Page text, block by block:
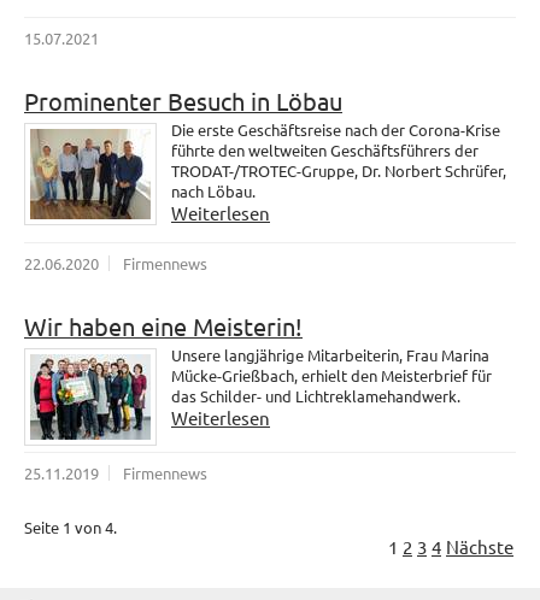
15.07.2021
Prominenter Besuch in Löbau
Die erste Geschäftsreise nach der Corona-Krise
führte den weltweiten Geschäftsführers der
TRODAT-/TROTEC-Gruppe, Dr. Norbert Schrüfer,
nach Löbau.
Weiterlesen
22.06.2020 Firmennews
Wir haben eine Meisterin!
Unsere langjährige Mitarbeiterin, Frau Marina
Mücke-Grießbach, erhielt den Meisterbrief für
das Schilder- und Lichtreklamehandwerk.
Weiterlesen
25.11.2019 Firmennews
Seite 1 von 4.
1 2 3 4 Nächste